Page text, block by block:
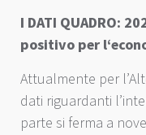
I DATI QUADRO:
positivo per
Attualmente per
dati riguardanti
parte si ferma a